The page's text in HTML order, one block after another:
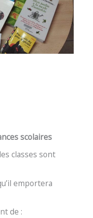
scolaires
classes sont
emportera
de :